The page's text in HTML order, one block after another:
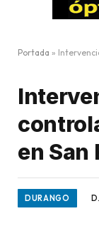
Portada »
en San
DURANGO